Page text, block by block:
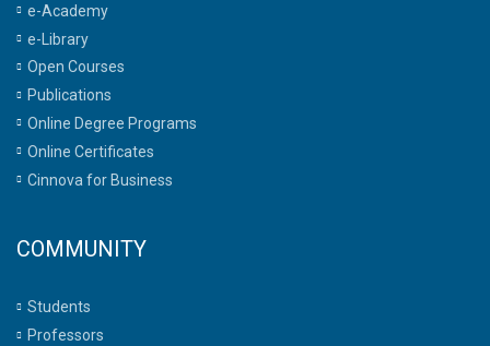
e-Academy
e-Library
Open Courses
Publications
Online Degree Programs
Online Certificates
Cinnova for Business
COMMUNITY
Students
Professors